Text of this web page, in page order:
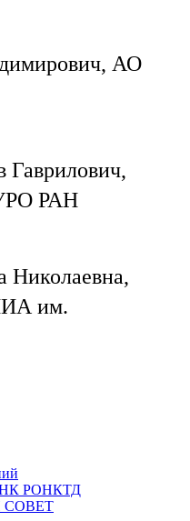
АО
Гаврилович,
РАН
Николаевна,
им.
РОНКТД
СОВЕТ